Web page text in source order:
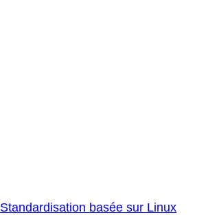
Standardisation basée sur Linux